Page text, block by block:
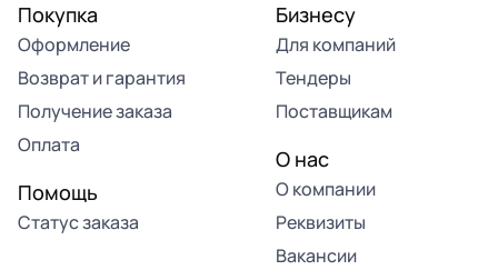
Покупка
Оформление
Возврат и гарантия
Получение заказа
Оплата
Помощь
Статус заказа
Бизнесу
Для компаний
Тендеры
Поставщикам
О нас
О компании
Реквизиты
Вакансии